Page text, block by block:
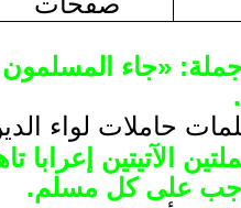
جملة: «جاء المسلمون
حاملات لواء
الآتيتين إعرابا
على كل مسلم.